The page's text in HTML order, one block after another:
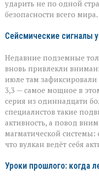
ударить не по одной
безопасности всего мира.
Сейсмические сигналы
Недавние подземные
вновь привлекли
июле там
3,3 — самое мощное в
серия из одиннадцати
специалистов такие
активность, а повод
магматической
что вулкан ведёт себя
Уроки прошлого: когда